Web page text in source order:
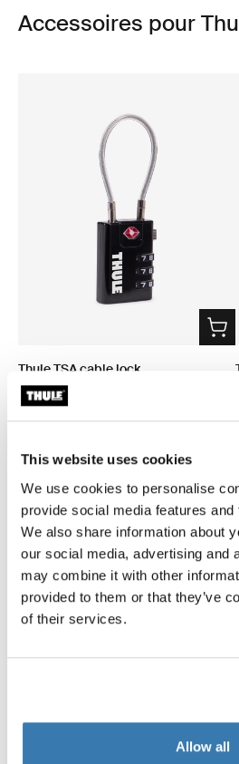
This website uses cookies
We use cookies to personalise
provide social media features
We also share information about
our social media, advertising and
may combine it with other
provided to them or that they’ve
of their services.
Allow all
Accessoires pour
Thule TSA cable lock
cadenas à câble TSA
Toggle overview
Description du produit
Toggle features
Toutes les
Caractéristiques